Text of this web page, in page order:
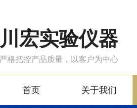
川宏实验仪器
严格把控产品质量，以客户为中心
首页 关于我们